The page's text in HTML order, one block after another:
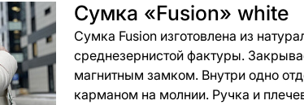
Сумка «Fusion» white
Сумка Fusion изготовлена из
среднезернистой фактуры.
магнитным замком. Внутри одно
карманом на молнии. Ручка и